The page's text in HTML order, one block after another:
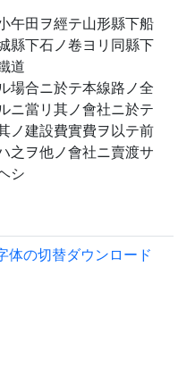
午田ヲ經テ山形縣下船
縣下石ノ卷ヨリ同縣下
道
場合ニ於テ本線路ノ全
ニ當リ其ノ會社ニ於テ
ノ建設費實費ヲ以テ前
之ヲ他ノ會社ニ賣渡サ
シ
体の切替ダウンロード